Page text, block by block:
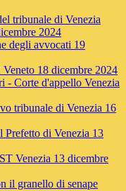
tribunale di Venezia
2024
degli avvocati 19
18 dicembre 2024
- Corte d'appello Venezia
tribunale di Venezia 16
di Venezia 13
Venezia 13 dicembre
il granello di senape